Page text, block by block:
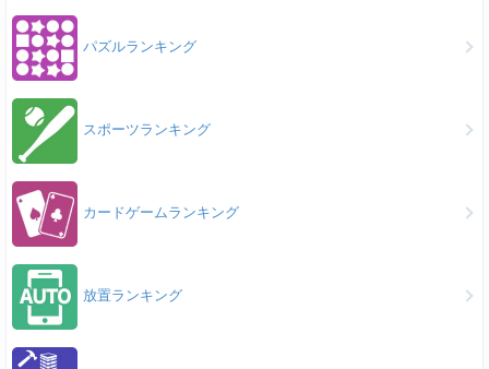
パズルランキング
スポーツランキング
カードゲームランキング
放置ランキング